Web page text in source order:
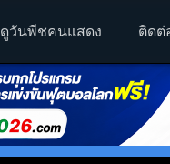
ดูวันพีชคนแสดง ติดต่